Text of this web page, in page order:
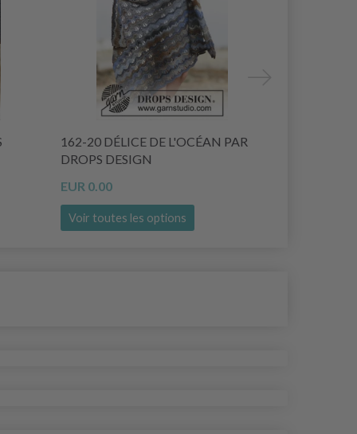
162-20 DÉLICE DE L'OCÉAN PAR
DROPS DESIGN
EUR 0.00
Voir toutes les options